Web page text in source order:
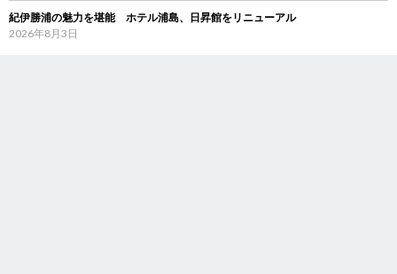
紀伊勝浦の魅力を堪能 ホテル浦島、日昇館をリニューアル
2026年8月3日